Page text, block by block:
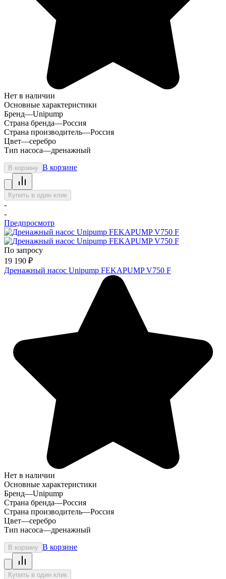
Нет в наличии
Основные характеристики
Бренд—Unipump
Страна бренда—Россия
Страна производитель—Россия
Цвет—серебро
Тип насоса—дренажный
В корзину В корзине
Купить в один клик
-
-
Предпросмотр
По запросу
19 190 ₽
Дренажный насос Unipump FEKAPUMP V750 F
Нет в наличии
Основные характеристики
Бренд—Unipump
Страна бренда—Россия
Страна производитель—Россия
Цвет—серебро
Тип насоса—дренажный
В корзину В корзине
Купить в один клик